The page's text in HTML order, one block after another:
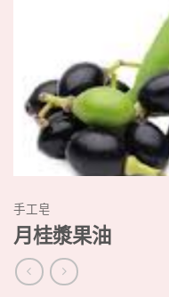
手工皂
月桂漿果油